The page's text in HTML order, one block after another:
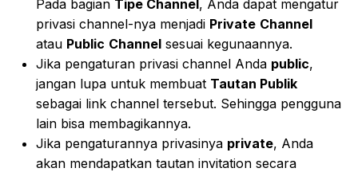
Pada bagian Tipe Channel, Anda dapat mengatur
privasi channel-nya menjadi Private Channel
atau Public Channel sesuai kegunaannya.
Jika pengaturan privasi channel Anda public,
jangan lupa untuk membuat Tautan Publik
sebagai link channel tersebut. Sehingga pengguna
lain bisa membagikannya.
Jika pengaturannya privasinya private, Anda
akan mendapatkan tautan invitation secara